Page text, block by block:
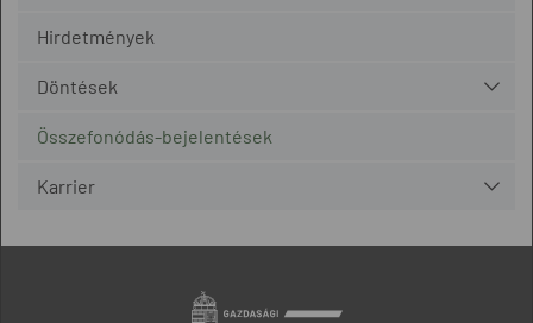
Hirdetmények
Döntések
Összefonódás-bejelentések
Karrier